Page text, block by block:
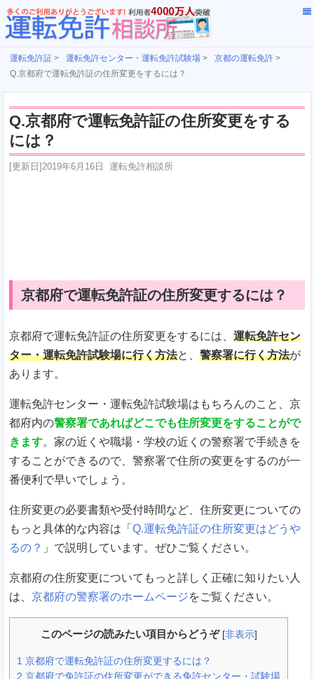
運転免許証 > 運転免許センター・運転免許試験場 > 京都の運転免許 >
Q.京都府で運転免許証の住所変更をするには？
Q.京都府で運転免許証の住所変更をする
には？
[更新日]2019年6月16日 運転免許相談所
京都府で運転免許証の住所変更するには？
京都府で運転免許証の住所変更をするには、 運転免許セン
ター・運転免許試験場に行く方法と、 警察署に行く方法が
あります。
運転免許センター・運転免許試験場はもちろんのこと、京
都府内の警察署であればどこでも住所変更をすることがで
きます。家の近くや職場・学校の近くの警察署で手続きを
することができるので、警察署で住所の変更をするのが一
番便利で早いでしょう。
住所変更の必要書類や受付時間など、住所変更についての
もっと具体的な内容は「 Q.運転免許証の住所変更はどうや
るの？ 」で説明しています。ぜひご覧ください。
京都府の住所変更についてもっと詳しく正確に知りたい人
は、 京都府の警察署のホームページをご覧ください。
このページの読みたい項目からどうぞ [非表示]
1 京都府で運転免許証の住所変更するには？
2 京都府で免許証の住所変更ができる免許センター・試験場